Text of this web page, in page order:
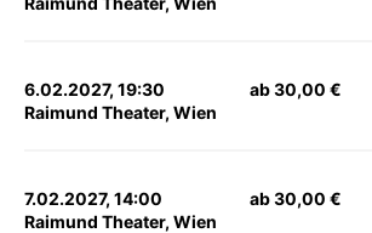
6.02.2027, 19:30
Raimund Theater, Wien
ab 30,00 €
7.02.2027, 14:00
Raimund Theater, Wien
ab 30,00 €